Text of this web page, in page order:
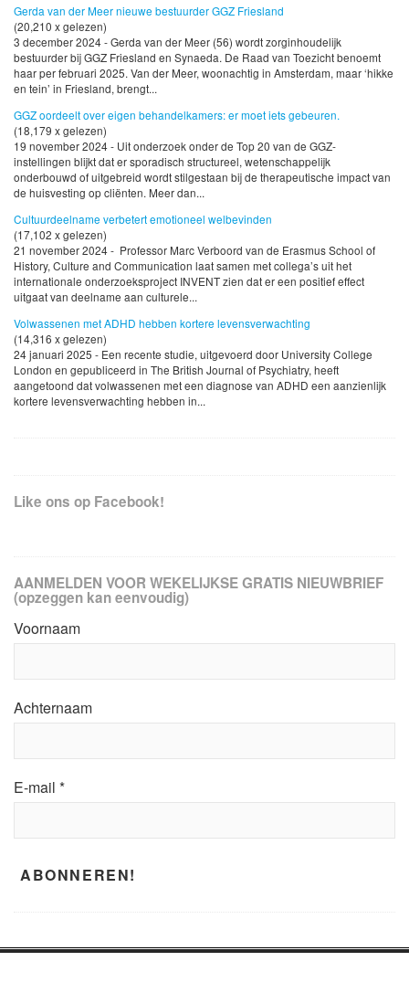
Gerda van der Meer nieuwe bestuurder GGZ Friesland
(20,210 x gelezen)
3 december 2024 - Gerda van der Meer (56) wordt zorginhoudelijk
bestuurder bij GGZ Friesland en Synaeda. De Raad van Toezicht benoemt
haar per februari 2025. Van der Meer, woonachtig in Amsterdam, maar ‘hikke
en tein’ in Friesland, brengt...
GGZ oordeelt over eigen behandelkamers: er moet iets gebeuren.
(18,179 x gelezen)
19 november 2024 - Uit onderzoek onder de Top 20 van de GGZ-
instellingen blijkt dat er sporadisch structureel, wetenschappelijk
onderbouwd of uitgebreid wordt stilgestaan bij de therapeutische impact van
de huisvesting op cliënten. Meer dan...
Cultuurdeelname verbetert emotioneel welbevinden
(17,102 x gelezen)
21 november 2024 - Professor Marc Verboord van de Erasmus School of
History, Culture and Communication laat samen met collega’s uit het
internationale onderzoeksproject INVENT zien dat er een positief effect
uitgaat van deelname aan culturele...
Volwassenen met ADHD hebben kortere levensverwachting
(14,316 x gelezen)
24 januari 2025 - Een recente studie, uitgevoerd door University College
London en gepubliceerd in The British Journal of Psychiatry, heeft
aangetoond dat volwassenen met een diagnose van ADHD een aanzienlijk
kortere levensverwachting hebben in...
Like ons op Facebook!
AANMELDEN VOOR WEKELIJKSE GRATIS NIEUWBRIEF
(opzeggen kan eenvoudig)
Voornaam
Achternaam
E-mail *